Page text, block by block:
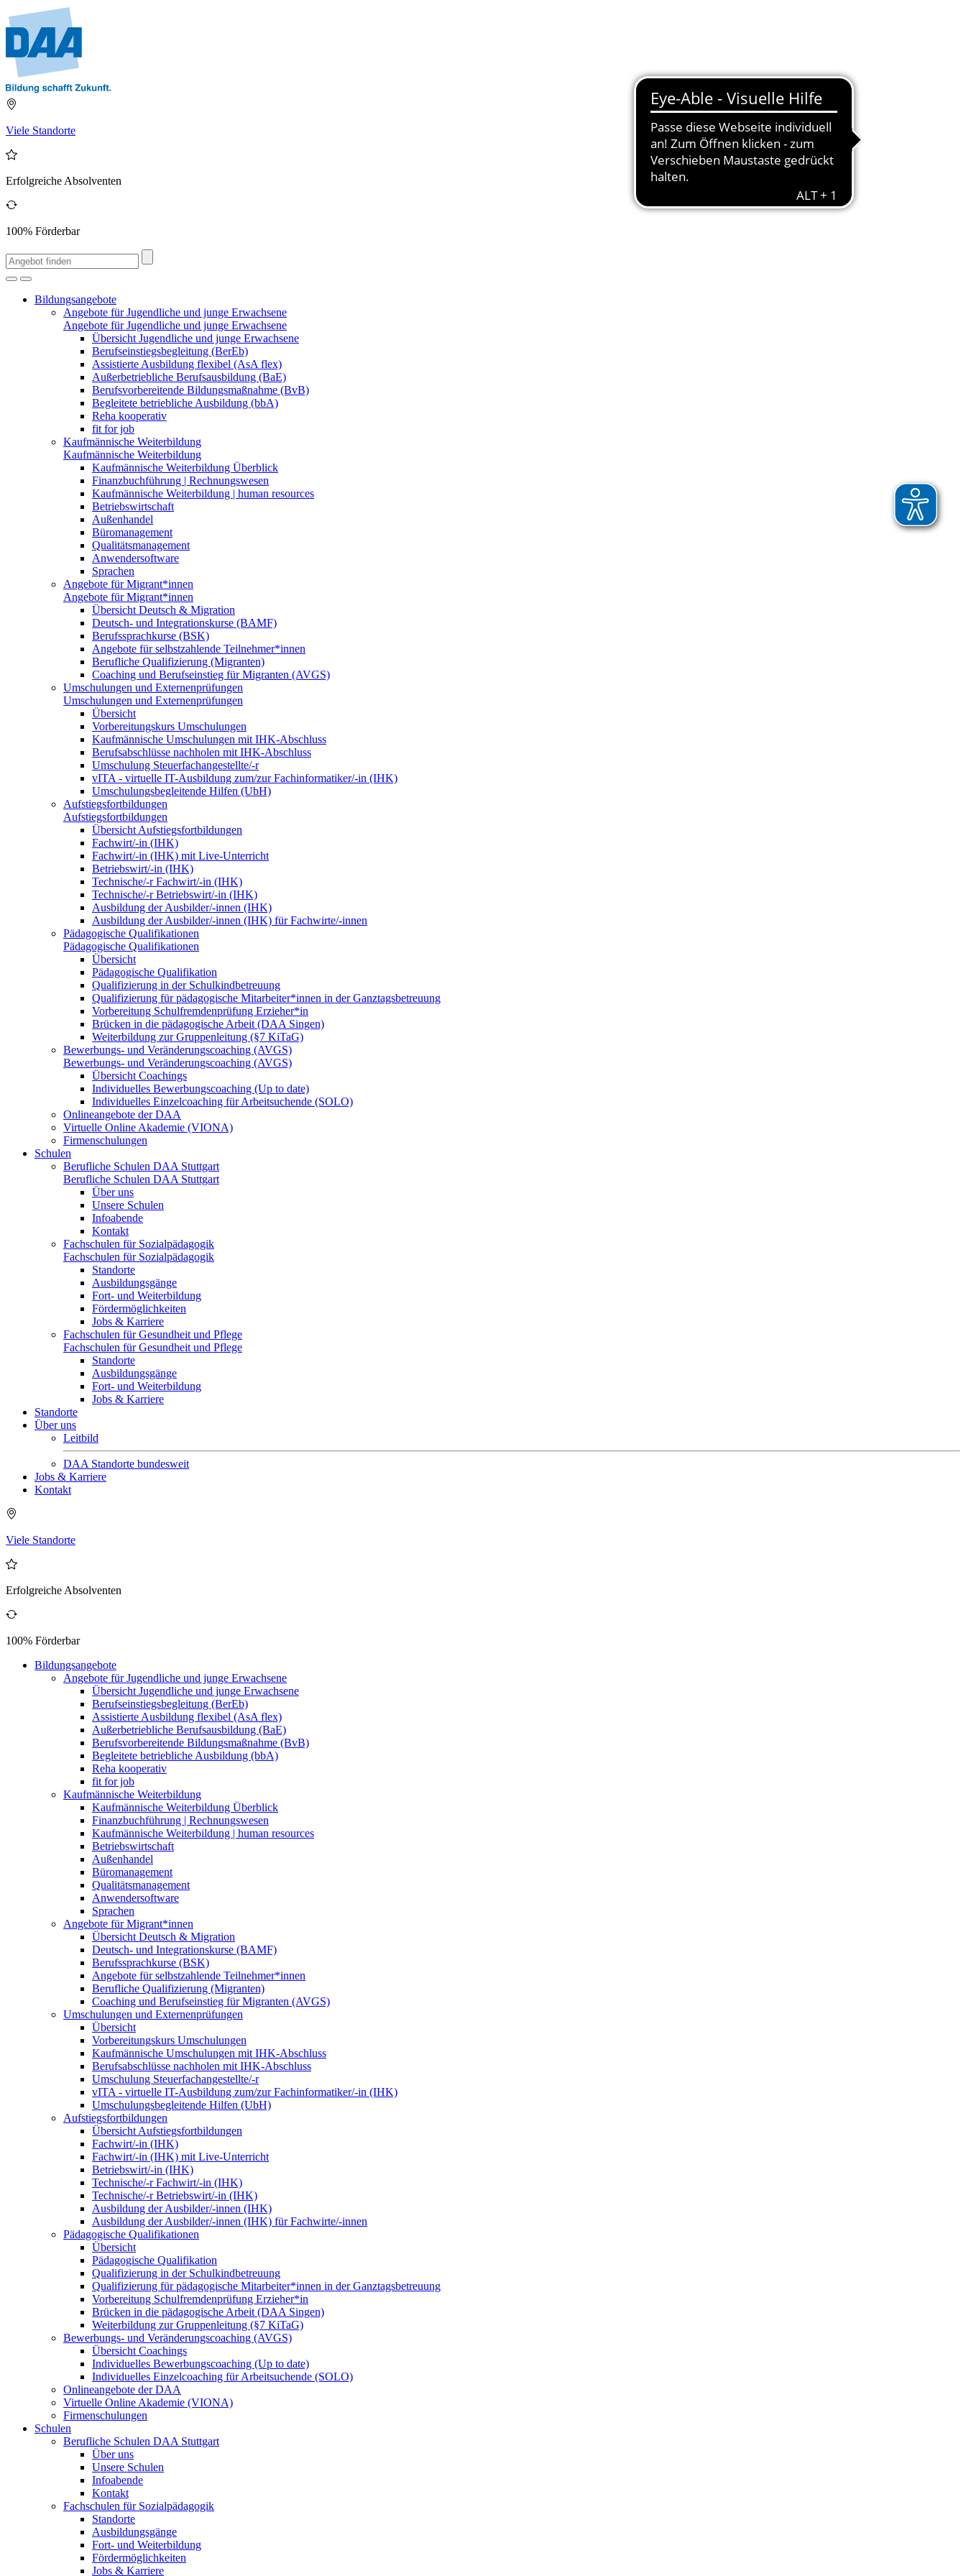
Viele Standorte
Erfolgreiche Absolventen
100% Förderbar
Bildungsangebote
Angebote für Jugendliche und junge Erwachsene
Angebote für Jugendliche und junge Erwachsene
Übersicht Jugendliche und junge Erwachsene
Berufseinstiegsbegleitung (BerEb)
Assistierte Ausbildung flexibel (AsA flex)
Außerbetriebliche Berufsausbildung (BaE)
Berufsvorbereitende Bildungsmaßnahme (BvB)
Begleitete betriebliche Ausbildung (bbA)
Reha kooperativ
fit for job
Kaufmännische Weiterbildung
Kaufmännische Weiterbildung
Kaufmännische Weiterbildung Überblick
Finanzbuchführung | Rechnungswesen
Kaufmännische Weiterbildung | human resources
Betriebswirtschaft
Außenhandel
Büromanagement
Qualitätsmanagement
Anwendersoftware
Sprachen
Angebote für Migrant*innen
Angebote für Migrant*innen
Übersicht Deutsch & Migration
Deutsch- und Integrationskurse (BAMF)
Berufssprachkurse (BSK)
Angebote für selbstzahlende Teilnehmer*innen
Berufliche Qualifizierung (Migranten)
Coaching und Berufseinstieg für Migranten (AVGS)
Umschulungen und Externenprüfungen
Umschulungen und Externenprüfungen
Übersicht
Vorbereitungskurs Umschulungen
Kaufmännische Umschulungen mit IHK-Abschluss
Berufsabschlüsse nachholen mit IHK-Abschluss
Umschulung Steuerfachangestellte/-r
vITA - virtuelle IT-Ausbildung zum/zur Fachinformatiker/-in (IHK)
Umschulungsbegleitende Hilfen (UbH)
Aufstiegsfortbildungen
Aufstiegsfortbildungen
Übersicht Aufstiegsfortbildungen
Fachwirt/-in (IHK)
Fachwirt/-in (IHK) mit Live-Unterricht
Betriebswirt/-in (IHK)
Technische/-r Fachwirt/-in (IHK)
Technische/-r Betriebswirt/-in (IHK)
Ausbildung der Ausbilder/-innen (IHK)
Ausbildung der Ausbilder/-innen (IHK) für Fachwirte/-innen
Pädagogische Qualifikationen
Pädagogische Qualifikationen
Übersicht
Pädagogische Qualifikation
Qualifizierung in der Schulkindbetreuung
Qualifizierung für pädagogische Mitarbeiter*innen in der Ganztagsbetreuung
Vorbereitung Schulfremdenprüfung Erzieher*in
Brücken in die pädagogische Arbeit (DAA Singen)
Weiterbildung zur Gruppenleitung (§7 KiTaG)
Bewerbungs- und Veränderungscoaching (AVGS)
Bewerbungs- und Veränderungscoaching (AVGS)
Übersicht Coachings
Individuelles Bewerbungscoaching (Up to date)
Individuelles Einzelcoaching für Arbeitsuchende (SOLO)
Onlineangebote der DAA
Virtuelle Online Akademie (VIONA)
Firmenschulungen
Schulen
Berufliche Schulen DAA Stuttgart
Berufliche Schulen DAA Stuttgart
Über uns
Unsere Schulen
Infoabende
Kontakt
Fachschulen für Sozialpädagogik
Fachschulen für Sozialpädagogik
Standorte
Ausbildungsgänge
Fort- und Weiterbildung
Fördermöglichkeiten
Jobs & Karriere
Fachschulen für Gesundheit und Pflege
Fachschulen für Gesundheit und Pflege
Standorte
Ausbildungsgänge
Fort- und Weiterbildung
Jobs & Karriere
Standorte
Über uns
Leitbild
DAA Standorte bundesweit
Jobs & Karriere
Kontakt
Viele Standorte
Erfolgreiche Absolventen
100% Förderbar
Bildungsangebote
Angebote für Jugendliche und junge Erwachsene
Übersicht Jugendliche und junge Erwachsene
Berufseinstiegsbegleitung (BerEb)
Assistierte Ausbildung flexibel (AsA flex)
Außerbetriebliche Berufsausbildung (BaE)
Berufsvorbereitende Bildungsmaßnahme (BvB)
Begleitete betriebliche Ausbildung (bbA)
Reha kooperativ
fit for job
Kaufmännische Weiterbildung
Kaufmännische Weiterbildung Überblick
Finanzbuchführung | Rechnungswesen
Kaufmännische Weiterbildung | human resources
Betriebswirtschaft
Außenhandel
Büromanagement
Qualitätsmanagement
Anwendersoftware
Sprachen
Angebote für Migrant*innen
Übersicht Deutsch & Migration
Deutsch- und Integrationskurse (BAMF)
Berufssprachkurse (BSK)
Angebote für selbstzahlende Teilnehmer*innen
Berufliche Qualifizierung (Migranten)
Coaching und Berufseinstieg für Migranten (AVGS)
Umschulungen und Externenprüfungen
Übersicht
Vorbereitungskurs Umschulungen
Kaufmännische Umschulungen mit IHK-Abschluss
Berufsabschlüsse nachholen mit IHK-Abschluss
Umschulung Steuerfachangestellte/-r
vITA - virtuelle IT-Ausbildung zum/zur Fachinformatiker/-in (IHK)
Umschulungsbegleitende Hilfen (UbH)
Aufstiegsfortbildungen
Übersicht Aufstiegsfortbildungen
Fachwirt/-in (IHK)
Fachwirt/-in (IHK) mit Live-Unterricht
Betriebswirt/-in (IHK)
Technische/-r Fachwirt/-in (IHK)
Technische/-r Betriebswirt/-in (IHK)
Ausbildung der Ausbilder/-innen (IHK)
Ausbildung der Ausbilder/-innen (IHK) für Fachwirte/-innen
Pädagogische Qualifikationen
Übersicht
Pädagogische Qualifikation
Qualifizierung in der Schulkindbetreuung
Qualifizierung für pädagogische Mitarbeiter*innen in der Ganztagsbetreuung
Vorbereitung Schulfremdenprüfung Erzieher*in
Brücken in die pädagogische Arbeit (DAA Singen)
Weiterbildung zur Gruppenleitung (§7 KiTaG)
Bewerbungs- und Veränderungscoaching (AVGS)
Übersicht Coachings
Individuelles Bewerbungscoaching (Up to date)
Individuelles Einzelcoaching für Arbeitsuchende (SOLO)
Onlineangebote der DAA
Virtuelle Online Akademie (VIONA)
Firmenschulungen
Schulen
Berufliche Schulen DAA Stuttgart
Über uns
Unsere Schulen
Infoabende
Kontakt
Fachschulen für Sozialpädagogik
Standorte
Ausbildungsgänge
Fort- und Weiterbildung
Fördermöglichkeiten
Jobs & Karriere